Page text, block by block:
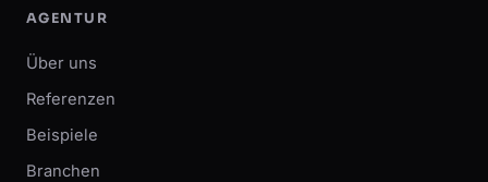
AGENTUR
Über uns
Referenzen
Beispiele
Branchen